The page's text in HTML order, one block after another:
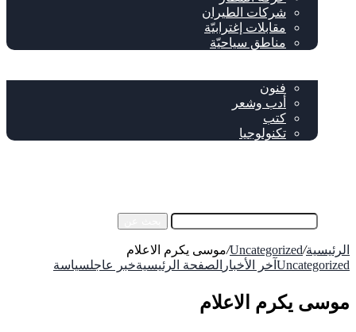
شركات الطيران
مقابلات إغترابيّة
مناطق سياحيّة
فنون
أدب وشعر
كتب
تكنولوجيا
الرئيسية/
Uncategorized
/موسى يكرم الاعلام
Uncategorized آخر الأخبار الصفحة الرئيسيةخبر عاجلسياسة
موسى يكرم الاعلام